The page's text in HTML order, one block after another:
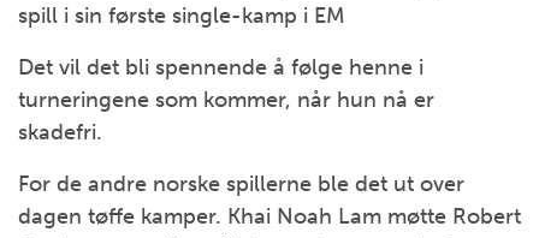
spill i sin første single-kamp i EM
Det vil det bli spennende å følge henne i
turneringene som kommer, når hun nå er
skadefri.
For de andre norske spillerne ble det ut over
dagen tøffe kamper. Khai Noah Lam møtte Robert